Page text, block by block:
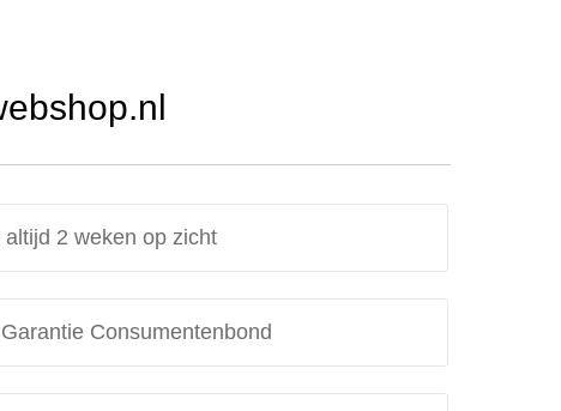
2 weken op zicht
Consumentenbond